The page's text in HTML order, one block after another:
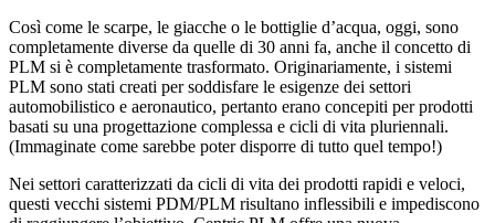
Così come le scarpe, le giacche o le bottiglie d’acqua, oggi, sono
completamente diverse da quelle di 30 anni fa, anche il concetto di
PLM si è completamente trasformato. Originariamente, i sistemi
PLM sono stati creati per soddisfare le esigenze dei settori
automobilistico e aeronautico, pertanto erano concepiti per prodotti
basati su una progettazione complessa e cicli di vita pluriennali.
(Immaginate come sarebbe poter disporre di tutto quel tempo!)
Nei settori caratterizzati da cicli di vita dei prodotti rapidi e veloci,
questi vecchi sistemi PDM/PLM risultano inflessibili e impediscono